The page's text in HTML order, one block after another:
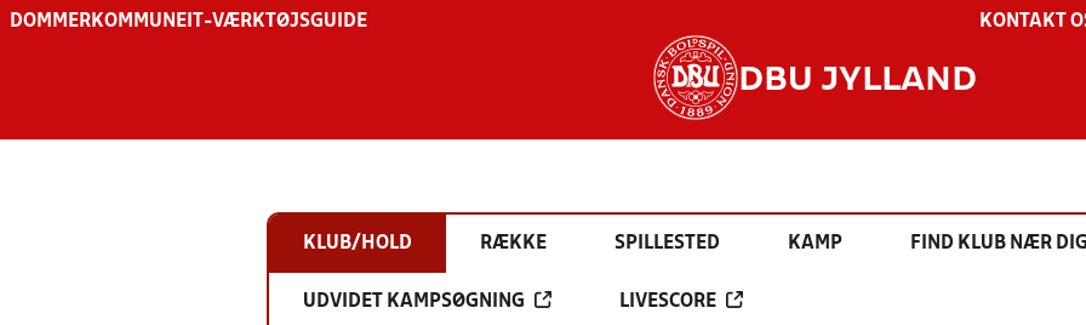
DOMMER KOMMUNE IT-VÆRKTØJSGUIDE KONTAKT
DBU JYLLAND
KLUB/HOLD RÆKKE SPILLESTED KAMP FIND KLUB NÆR
UDVIDET KAMPSØGNING LIVESCORE